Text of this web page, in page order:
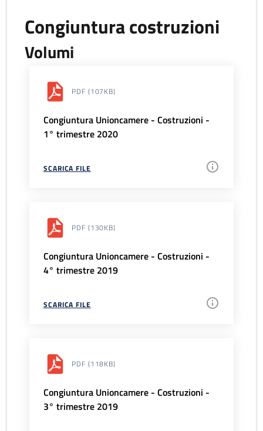
Congiuntura costruzioni
Volumi
PDF (107KB)
Congiuntura Unioncamere - Costruzioni -
1° trimestre 2020
SCARICA FILE
PDF (130KB)
Congiuntura Unioncamere - Costruzioni -
4° trimestre 2019
SCARICA FILE
PDF (118KB)
Congiuntura Unioncamere - Costruzioni -
3° trimestre 2019